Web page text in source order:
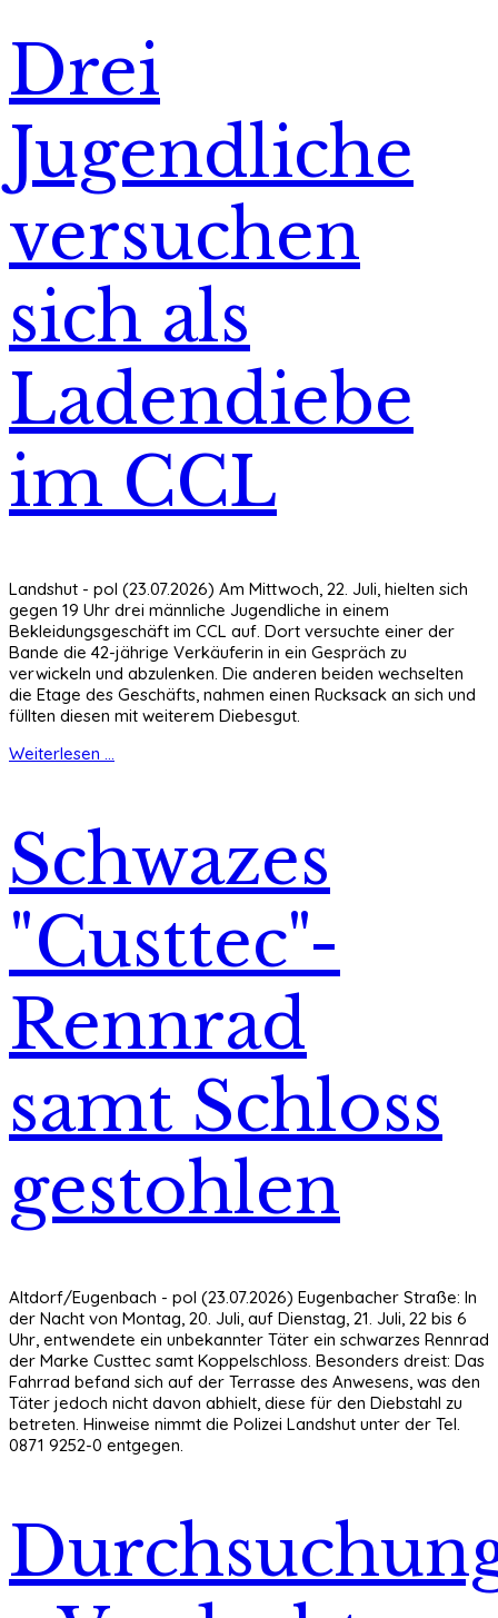
Drei
Jugendliche
versuchen
sich als
Ladendiebe
im CCL
Landshut - pol (23.07.2026) Am Mittwoch, 22. Juli, hielten sich
gegen 19 Uhr drei männliche Jugendliche in einem
Bekleidungsgeschäft im CCL auf. Dort versuchte einer der
Bande die 42-jährige Verkäuferin in ein Gespräch zu
verwickeln und abzulenken. Die anderen beiden wechselten
die Etage des Geschäfts, nahmen einen Rucksack an sich und
füllten diesen mit weiterem Diebesgut.
Weiterlesen ...
Schwazes
"Custtec"-
Rennrad
samt Schloss
gestohlen
Altdorf/Eugenbach - pol (23.07.2026) Eugenbacher Straße: In
der Nacht von Montag, 20. Juli, auf Dienstag, 21. Juli, 22 bis 6
Uhr, entwendete ein unbekannter Täter ein schwarzes Rennrad
der Marke Custtec samt Koppelschloss. Besonders dreist: Das
Fahrrad befand sich auf der Terrasse des Anwesens, was den
Täter jedoch nicht davon abhielt, diese für den Diebstahl zu
betreten. Hinweise nimmt die Polizei Landshut unter der Tel.
0871 9252-0 entgegen.